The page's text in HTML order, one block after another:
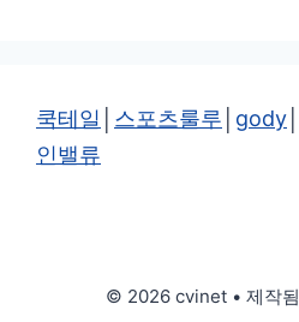
쿡테일 스포츠룰루 gody
인밸류
© 2026 cvinet• 제작됨